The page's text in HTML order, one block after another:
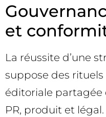
et
La réussite d’une
suppose des
éditoriale partagée
PR, produit et légal.